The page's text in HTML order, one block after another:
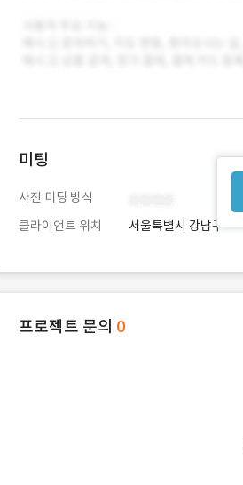
미팅
사전 미팅 방식
클라이언트 위치
서울특별시 강남구
프로젝트 문의 0